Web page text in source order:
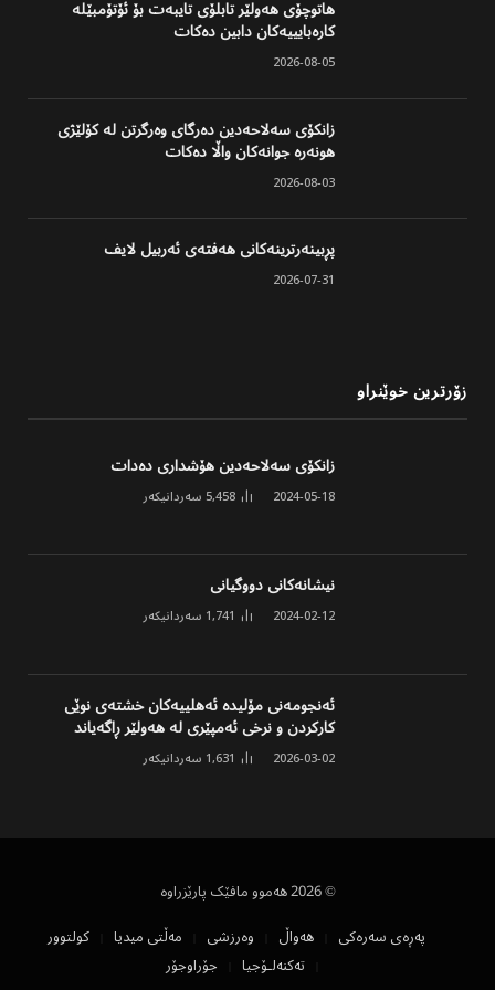
هاتوچۆی هەولێر تابلۆی تایبەت بۆ ئۆتۆمبێلە
کارەبایییەکان دابین دەکات
2026-08-05
زانکۆی سەلاحەدین دەرگای وەرگرتن لە کۆلێژی
هونەرە جوانەکان واڵا دەکات
2026-08-03
پڕبینەرترینەکانی هەفتەی ئەربیل لایف
2026-07-31
زۆرترین خوێنراو
زانکۆی سەلاحەدین هۆشداری دەدات
2024-05-18
5,458 سەردانیکەر
نیشانەکانی دووگیانی
2024-02-12
1,741 سەردانیکەر
ئەنجومەنی مۆلیدە ئەهلییەکان خشتەی نوێی
کارکردن و نرخی ئەمپێری لە هەولێر ڕاگەیاند
2026-03-02
1,631 سەردانیکەر
© 2026 هەموو مافێک پارێزراوە
پەڕەی سەرەکی
هەواڵ وەرزشی مەڵتی میدیا
کولتوور
تەکنەلۆجیا
جۆراوجۆر